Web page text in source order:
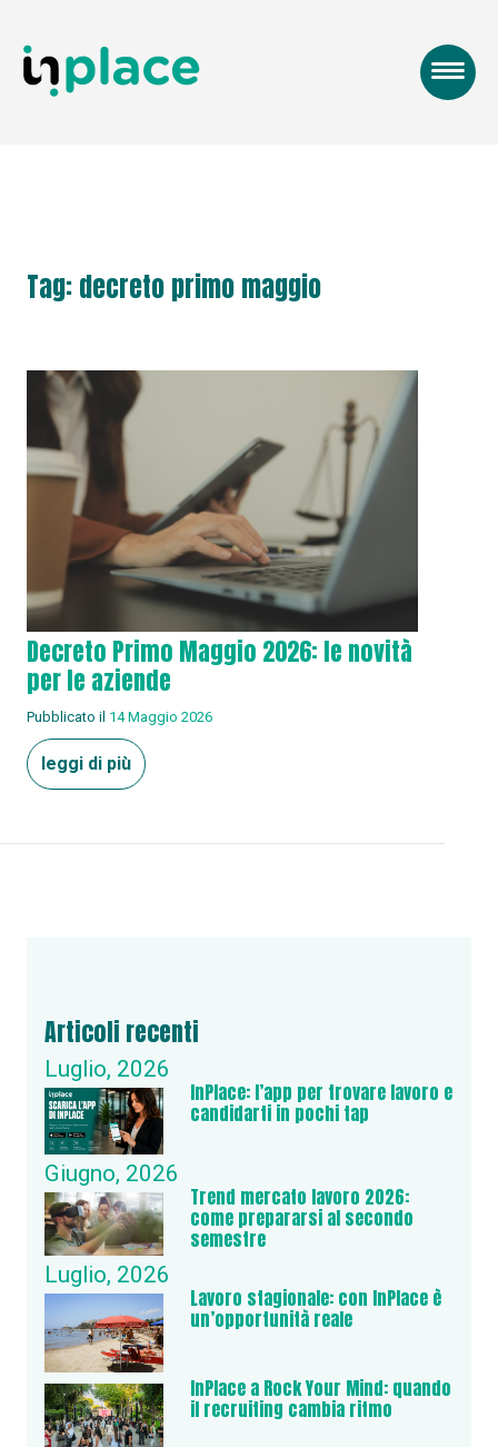
Tag: decreto primo maggio
Decreto Primo Maggio 2026: le novità
per le aziende
Pubblicato il 14 Maggio 2026
leggi di più
Articoli recenti
Luglio, 2026
InPlace: l’app per trovare lavoro e
candidarti in pochi tap
Giugno, 2026
Trend mercato lavoro 2026:
come prepararsi al secondo
semestre
Luglio, 2026
Lavoro stagionale: con InPlace è
un’opportunità reale
InPlace a Rock Your Mind: quando
il recruiting cambia ritmo